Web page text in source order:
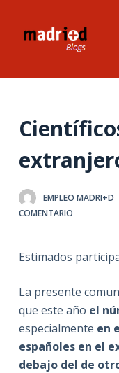
n
n
d
o
EMPLEO MADRI+D
COMENTARIO
Estimados
La presente
que este año el
especialmente en
españoles en el
debajo del de